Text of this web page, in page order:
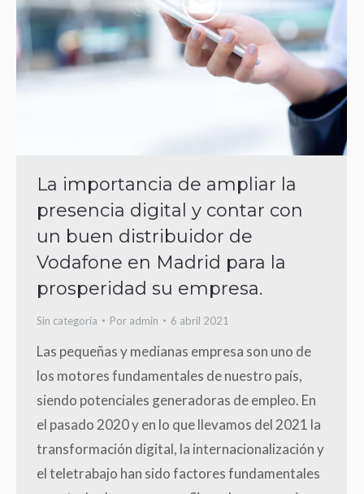
La importancia de ampliar la
presencia digital y contar con
un buen distribuidor de
Vodafone en Madrid para la
prosperidad su empresa.
Sin categoría Por admin 6 abril 2021
Las pequeñas y medianas empresa son uno de
los motores fundamentales de nuestro país,
siendo potenciales generadoras de empleo. En
el pasado 2020 y en lo que llevamos del 2021 la
transformación digital, la internacionalización y
el teletrabajo han sido factores fundamentales